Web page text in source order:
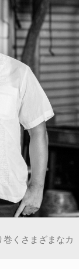
くさまざまなカ